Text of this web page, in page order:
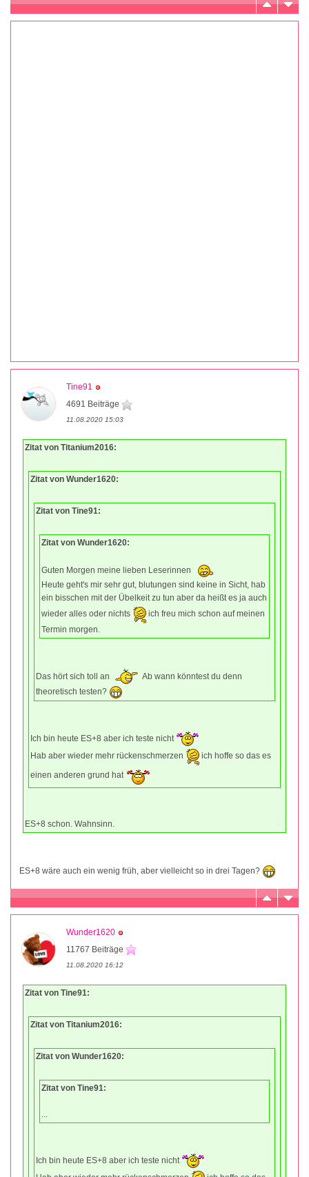
Tine91
4691 Beiträge
11.08.2020 15:03
Zitat von Titanium2016:
Zitat von Wunder1620:
Zitat von Tine91:
Zitat von Wunder1620:
Guten Morgen meine lieben Leserinnen
Heute geht's mir sehr gut, blutungen sind keine in Sicht, hab
ein bisschen mit der Übelkeit zu tun aber da heißt es ja auch
wieder alles oder nichts
ich freu mich schon auf meinen
Termin morgen.
Das hört sich toll an
Ab wann könntest du denn
theoretisch testen?
Ich bin heute ES+8 aber ich teste nicht
Hab aber wieder mehr rückenschmerzen
ich hoffe so das es
einen anderen grund hat
ES+8 schon. Wahnsinn.
ES+8 wäre auch ein wenig früh, aber vielleicht so in drei Tagen?
Wunder1620
11767 Beiträge
11.08.2020 16:12
Zitat von Tine91:
Zitat von Titanium2016:
Zitat von Wunder1620:
Zitat von Tine91:
Ich bin heute ES+8 aber ich teste nicht